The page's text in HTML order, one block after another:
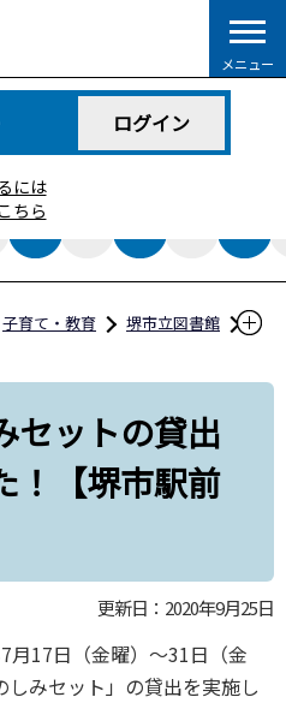
メニュー
ログイン
には
ちら
子育て・教育
堺市立図書館
セットの貸出
！【堺市駅前
更新日：2020年9月25日
月17日（金曜）～31日（金
みセット」の貸出を実施し